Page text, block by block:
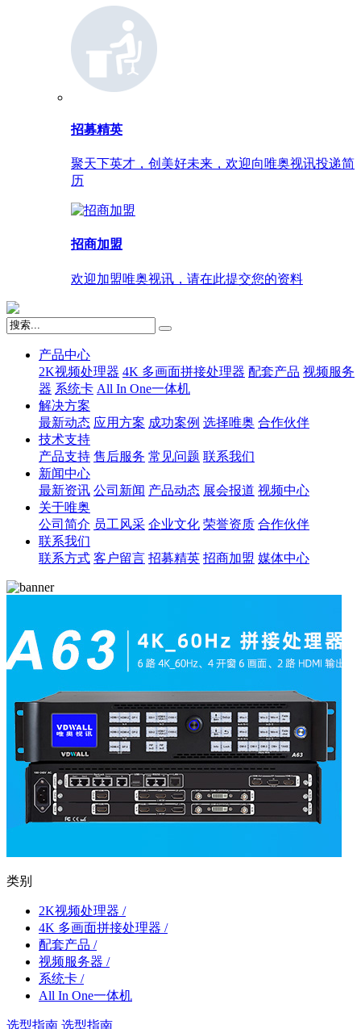
招募精英
聚天下英才，创美好未来，欢迎向唯奥视讯投递简
历
招商加盟
欢迎加盟唯奥视讯，请在此提交您的资料
产品中心
2K视频处理器 4K 多画面拼接处理器 配套产品 视频服务
器 系统卡 All In One一体机
解决方案
最新动态 应用方案 成功案例 选择唯奥 合作伙伴
技术支持
产品支持 售后服务 常见问题 联系我们
新闻中心
最新资讯 公司新闻 产品动态 展会报道 视频中心
关于唯奥
公司简介 员工风采 企业文化 荣誉资质 合作伙伴
联系我们
联系方式 客户留言 招募精英 招商加盟 媒体中心
类别
2K视频处理器 /
4K 多画面拼接处理器 /
配套产品 /
视频服务器 /
系统卡 /
All In One一体机
选型指南 选型指南